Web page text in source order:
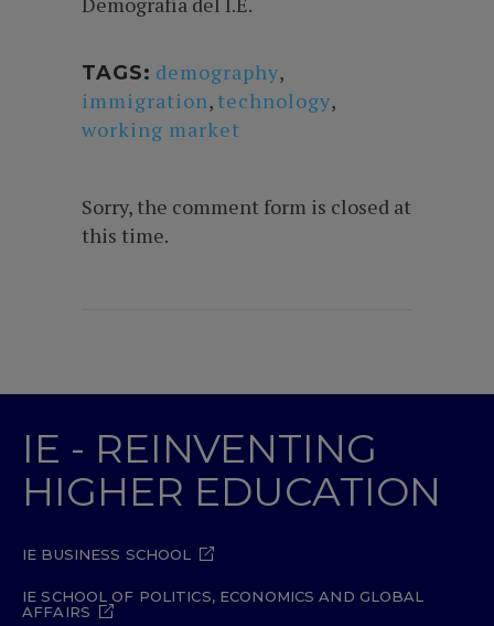
TAGS: demography,
immigration, technology,
working market
Sorry, the comment form is closed at
this time.
IE - REINVENTING
HIGHER EDUCATION
IE BUSINESS SCHOOL
IE SCHOOL OF POLITICS, ECONOMICS AND GLOBAL
AFFAIRS